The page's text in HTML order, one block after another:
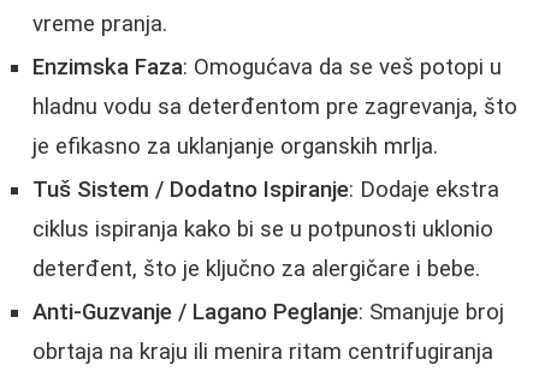
vreme pranja.
Enzimska Faza: Omogućava da se veš potopi u
hladnu vodu sa deterđentom pre zagrevanja, što
je efikasno za uklanjanje organskih mrlja.
Tuš Sistem / Dodatno Ispiranje: Dodaje ekstra
ciklus ispiranja kako bi se u potpunosti uklonio
deterđent, što je ključno za alergičare i bebe.
Anti-Guzvanje / Lagano Peglanje: Smanjuje broj
obrtaja na kraju ili menira ritam centrifugiranja